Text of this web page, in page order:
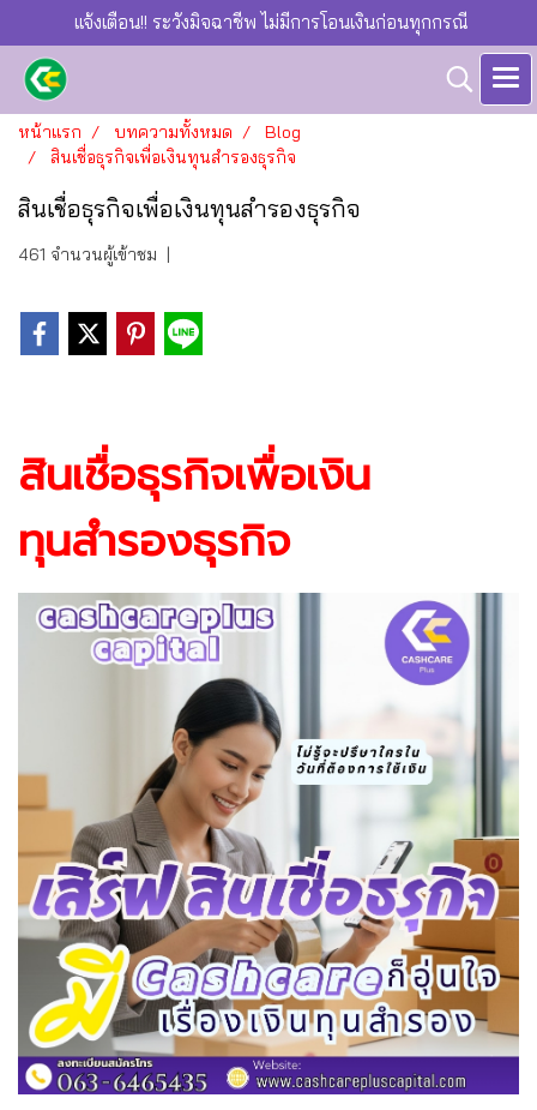
แจ้งเตือน!! ระวังมิจฉาชีพ ไม่มีการโอนเงินก่อนทุกกรณี
หน้าแรก บทความทั้งหมด
Blog
สินเชื่อธุรกิจเพื่อเงินทุนสำรองธุรกิจ
สินเชื่อธุรกิจเพื่อเงินทุนสำรองธุรกิจ
461 จำนวนผู้เข้าชม |
สินเชื่อธุรกิจเพื่อเงิน
ทุนสำรองธุรกิจ